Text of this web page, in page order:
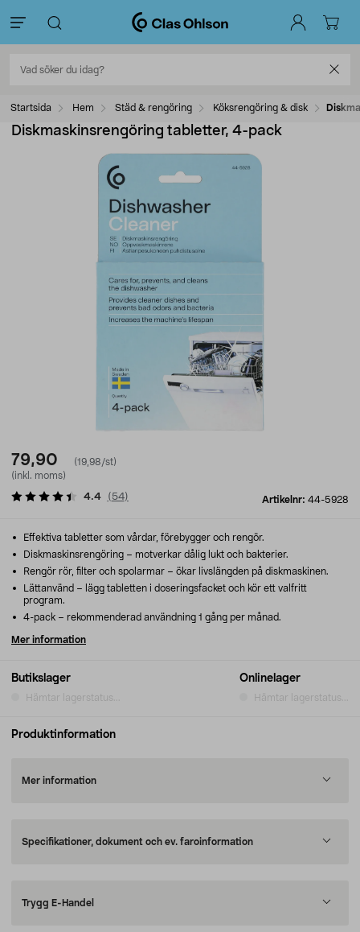
Startsida Hem Städ & rengöring Köksrengöring & disk
Diskmaskinsrengöring tabletter, 4-pack
79,90
(19,98/st)
(inkl. moms)
Artikelnr: 44-5928
4.4 ( 54)
Butikslager
Hämtar lagerstatus...
Onlinelager
Hämtar lagerstatus...
Effektiva tabletter som vårdar, förebygger och rengör.
Diskmaskinsrengöring – motverkar dålig lukt och bakterier.
Rengör rör, filter och spolarmar – ökar livslängden på diskmaskinen.
Lättanvänd – lägg tabletten i doseringsfacket och kör ett valfritt
program.
4-pack – rekommenderad användning 1 gång per månad.
Mer information
Produktinformation
Mer information
Specifikationer, dokument och ev. faroinformation
Trygg E-Handel